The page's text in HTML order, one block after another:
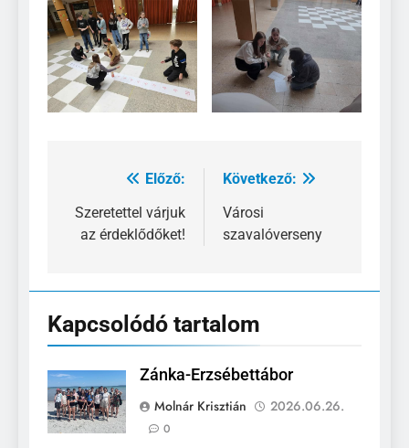
Bejegyzés
navigáció
Előző:
Szeretettel várjuk
az érdeklődőket!
Következő:
Városi
szavalóverseny
Kapcsolódó tartalom
Zánka-Erzsébettábor
Molnár Krisztián
2026.06.26.
0